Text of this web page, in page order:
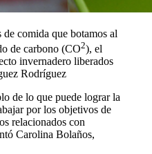
de comida que botamos al
de carbono (CO2), el
invernadero liberados
Rodríguez
de lo que puede lograr la
por los objetivos de
relacionados con
Carolina Bolaños,